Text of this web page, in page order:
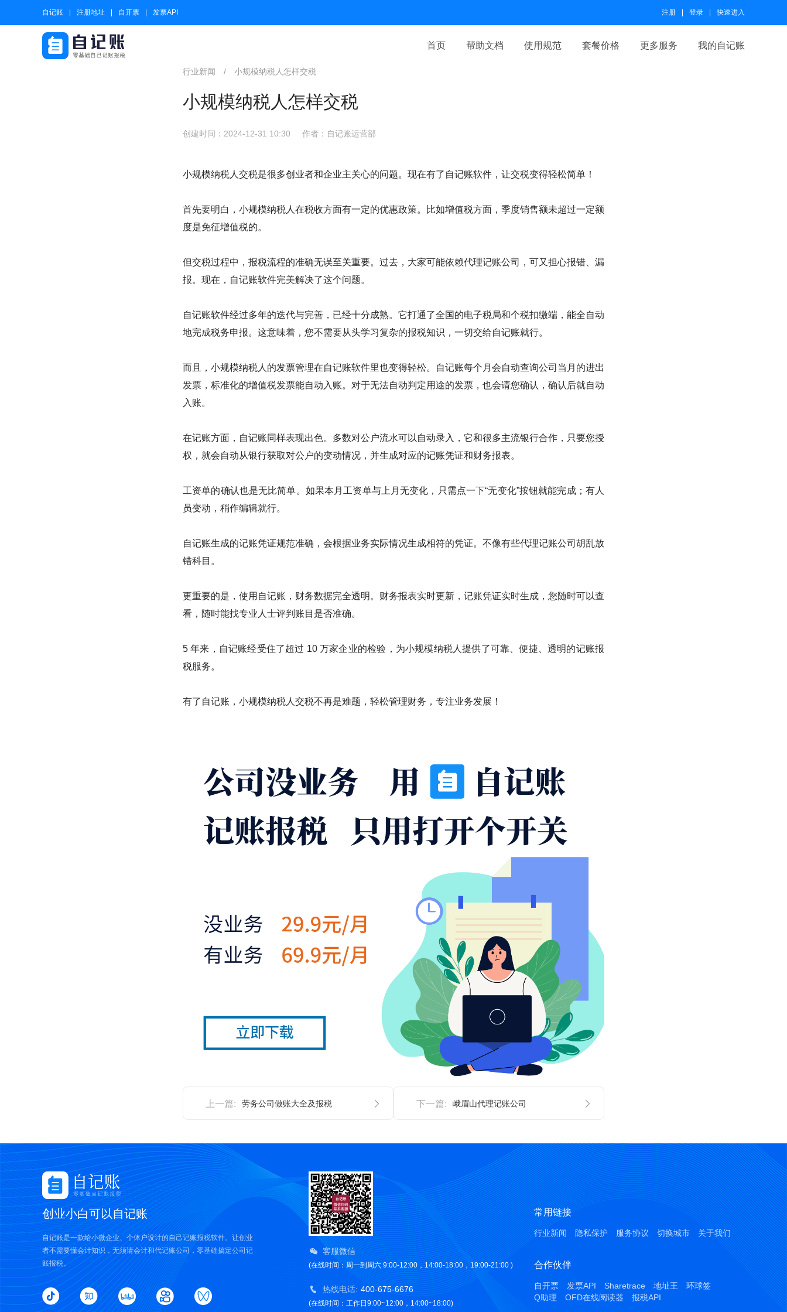
自记账 注册地址 自开票 发票API 注册 登录 快速进入
首页 帮助文档 使用规范 套餐价格 更多服务 我的自记账
行业新闻 / 小规模纳税人怎样交税
小规模纳税人怎样交税
创建时间：2024-12-31 10:30 作者：自记账运营部
小规模纳税人交税是很多创业者和企业主关心的问题。现在有了自记账软件，让交税变得轻松简单！
首先要明白，小规模纳税人在税收方面有一定的优惠政策。比如增值税方面，季度销售额未超过一定额
度是免征增值税的。
但交税过程中，报税流程的准确无误至关重要。过去，大家可能依赖代理记账公司，可又担心报错、漏
报。现在，自记账软件完美解决了这个问题。
自记账软件经过多年的迭代与完善，已经十分成熟。它打通了全国的电子税局和个税扣缴端，能全自动
地完成税务申报。这意味着，您不需要从头学习复杂的报税知识，一切交给自记账就行。
而且，小规模纳税人的发票管理在自记账软件里也变得轻松。自记账每个月会自动查询公司当月的进出
发票，标准化的增值税发票能自动入账。对于无法自动判定用途的发票，也会请您确认，确认后就自动
入账。
在记账方面，自记账同样表现出色。多数对公户流水可以自动录入，它和很多主流银行合作，只要您授
权，就会自动从银行获取对公户的变动情况，并生成对应的记账凭证和财务报表。
工资单的确认也是无比简单。如果本月工资单与上月无变化，只需点一下“无变化”按钮就能完成；有人
员变动，稍作编辑就行。
自记账生成的记账凭证规范准确，会根据业务实际情况生成相符的凭证。不像有些代理记账公司胡乱放
错科目。
更重要的是，使用自记账，财务数据完全透明。财务报表实时更新，记账凭证实时生成，您随时可以查
看，随时能找专业人士评判账目是否准确。
5 年来，自记账经受住了超过 10 万家企业的检验，为小规模纳税人提供了可靠、便捷、透明的记账报
税服务。
有了自记账，小规模纳税人交税不再是难题，轻松管理财务，专注业务发展！
上一篇: 劳务公司做账大全及报税 下一篇: 峨眉山代理记账公司
创业小白可以自记账
自记账是一款给小微企业、个体户设计的自己记账报税软件。让创业
者不需要懂会计知识，无须请会计和代记账公司，零基础搞定公司记
账报税。
客服微信
(在线时间：周一到周六 9:00-12:00，14:00-18:00，19:00-21:00 )
热线电话: 400-675-6676
(在线时间：工作日9:00~12:00，14:00~18:00)
常用链接
行业新闻 隐私保护 服务协议 切换城市 关于我们
合作伙伴
自开票 发票API Sharetrace 地址王
环球签
Q助理
OFD在线阅读器 报税API